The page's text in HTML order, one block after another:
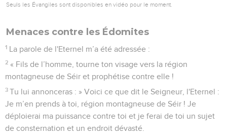
Seuls les Évangiles sont disponibles en vidéo pour le moment.
Menaces contre les Édomites
1 La parole de l'Eternel m’a été adressée :
2 « Fils de l’homme, tourne ton visage vers la région
montagneuse de Séir et prophétise contre elle !
3 Tu lui annonceras : » Voici ce que dit le Seigneur, l'Eternel :
Je m’en prends à toi, région montagneuse de Séir ! Je
déploierai ma puissance contre toi et je ferai de toi un sujet
de consternation et un endroit dévasté.